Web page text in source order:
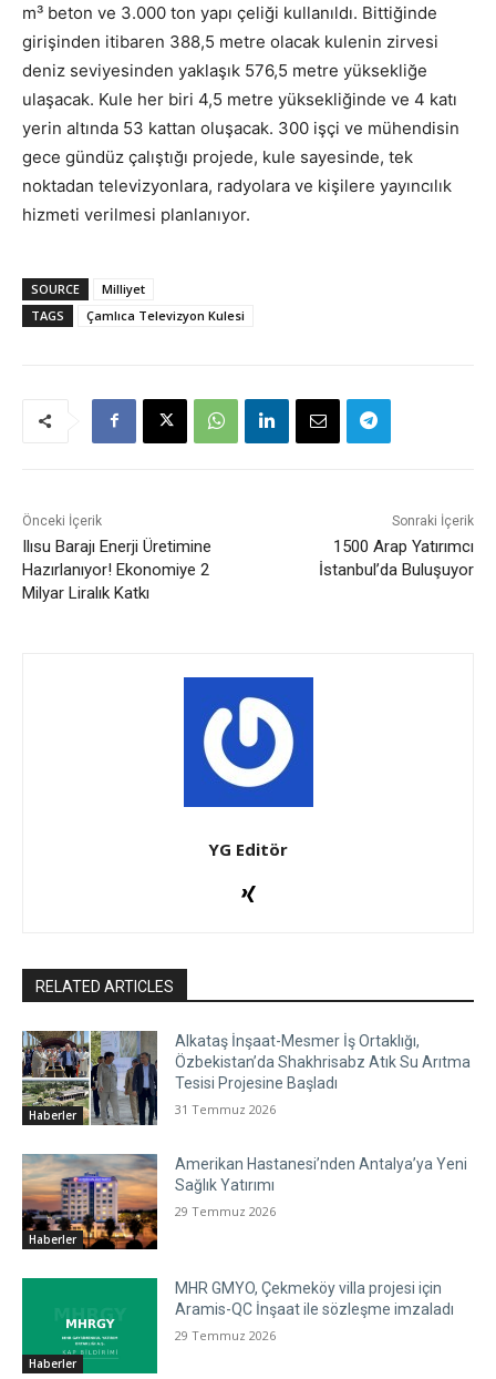
m³ beton ve 3.000 ton yapı çeliği kullanıldı. Bittiğinde
girişinden itibaren 388,5 metre olacak kulenin zirvesi
deniz seviyesinden yaklaşık 576,5 metre yüksekliğe
ulaşacak. Kule her biri 4,5 metre yüksekliğinde ve 4 katı
yerin altında 53 kattan oluşacak. 300 işçi ve mühendisin
gece gündüz çalıştığı projede, kule sayesinde, tek
noktadan televizyonlara, radyolara ve kişilere yayıncılık
hizmeti verilmesi planlanıyor.
SOURCE
Milliyet
TAGS
Çamlıca Televizyon Kulesi
Önceki İçerik
Ilısu Barajı Enerji Üretimine
Hazırlanıyor! Ekonomiye 2
Milyar Liralık Katkı
Sonraki İçerik
1500 Arap Yatırımcı
İstanbul’da Buluşuyor
YG Editör
RELATED ARTICLES
Haberler
Alkataş İnşaat-Mesmer İş Ortaklığı,
Özbekistan’da Shakhrisabz Atık Su Arıtma
Tesisi Projesine Başladı
31 Temmuz 2026
Haberler
Amerikan Hastanesi’nden Antalya’ya Yeni
Sağlık Yatırımı
29 Temmuz 2026
Haberler
MHR GMYO, Çekmeköy villa projesi için
Aramis-QC İnşaat ile sözleşme imzaladı
29 Temmuz 2026